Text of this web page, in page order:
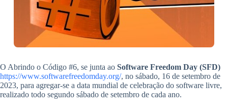
O Abrindo o Código #6, se junta ao Software Freedom Day (SFD)
https://www.softwarefreedomday.org/, no sábado, 16 de setembro de
2023, para agregar-se a data mundial de celebração do software livre,
realizado todo segundo sábado de setembro de cada ano.